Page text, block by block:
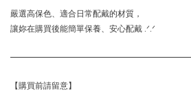
嚴選高保色、適合日常配戴的材質，
讓妳在購買後能簡單保養、安心配戴 .ᐟ.ᐟ
【購買前請留意】